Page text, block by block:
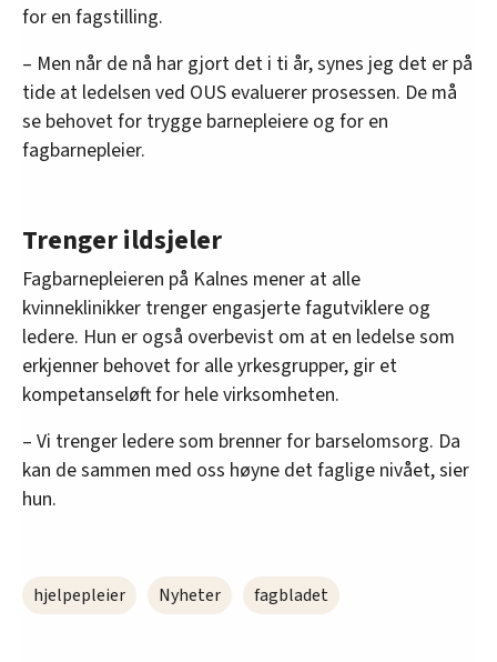
for en fagstilling.
– Men når de nå har gjort det i ti år, synes jeg det er på
tide at ledelsen ved OUS evaluerer prosessen. De må
se behovet for trygge barnepleiere og for en
fagbarnepleier.
Trenger ildsjeler
Fagbarnepleieren på Kalnes mener at alle
kvinneklinikker trenger engasjerte fagutviklere og
ledere. Hun er også overbevist om at en ledelse som
erkjenner behovet for alle yrkesgrupper, gir et
kompetanseløft for hele virksomheten.
– Vi trenger ledere som brenner for barselomsorg. Da
kan de sammen med oss høyne det faglige nivået, sier
hun.
hjelpepleier Nyheter fagbladet